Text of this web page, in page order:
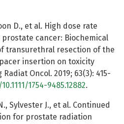
D., et al. High dose rate
cancer: Biochemical
transurethral resection of the
insertion on toxicity
Oncol. 2019; 63(3): 415-
1754-9485.12882.
Sylvester J., et al. Continued
for prostate radiation